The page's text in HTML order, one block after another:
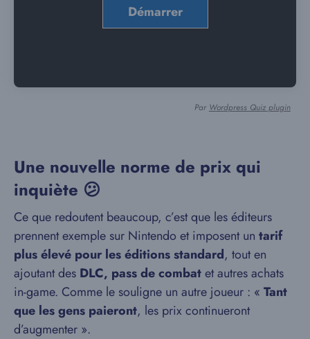
Par Wordpress Quiz plugin
Une nouvelle norme de prix qui
inquiète 😕
Ce que redoutent beaucoup, c’est que les éditeurs
prennent exemple sur Nintendo et imposent un tarif
plus élevé pour les éditions standard, tout en
ajoutant des DLC, pass de combatet autres achats
in-game. Comme le souligne un autre joueur : « Tant
que les gens paieront, les prix continueront
d’augmenter ».